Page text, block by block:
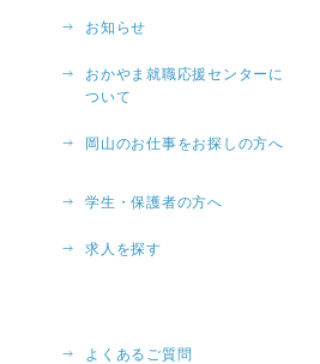
お知らせ
おかやま就職応援センターに
ついて
岡山のお仕事をお探しの方へ
学生・保護者の方へ
求人を探す
よくあるご質問